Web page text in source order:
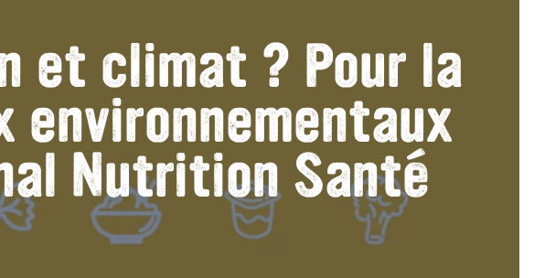
et climat ? Pour la
environnementaux
Nutrition Santé